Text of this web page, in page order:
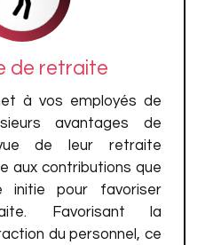
de retraite
à vos employés de
avantages de
de leur retraite
aux contributions que
initie pour favoriser
Favorisant la
du personnel, ce